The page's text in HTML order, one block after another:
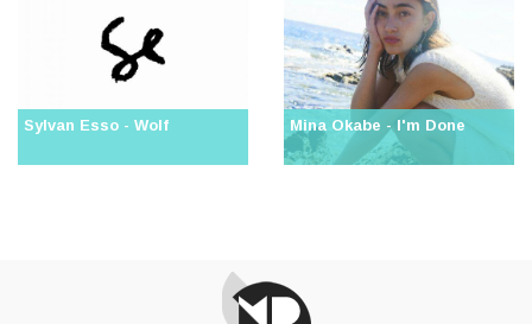
Sylvan Esso - Wolf Mina Okabe - I'm Done